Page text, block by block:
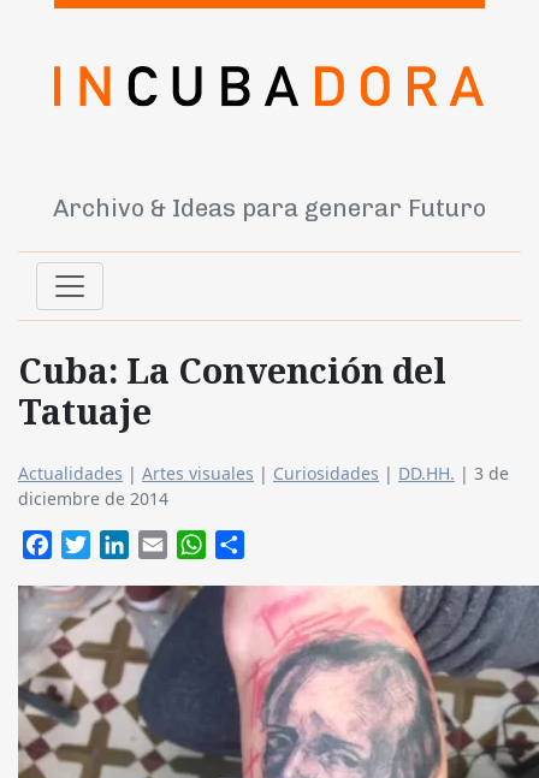
Archivo & Ideas para generar Futuro
Cuba: La Convención del
Tatuaje
Actualidades | Artes visuales | Curiosidades | DD.HH. | 3 de
diciembre de 2014
FacebookTwitterLinkedIn
Email WhatsApp